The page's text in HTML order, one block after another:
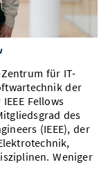
für IT-
der
Fellows
des
(IEEE), der
Weniger